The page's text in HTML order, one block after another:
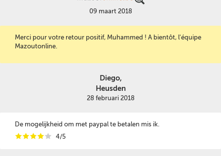
09 maart 2018
Merci pour votre retour positif, Muhammed ! A bientôt, l'équipe
Mazoutonline.
Diego,
Heusden
28 februari 2018
De mogelijkheid om met paypal te betalen mis ik.
iiiii 4/5